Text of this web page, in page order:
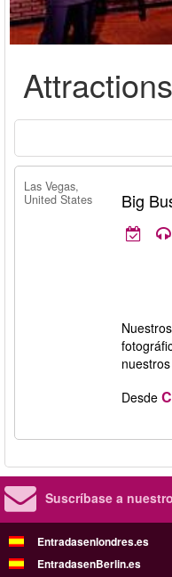
Las Vegas,
United States
Big
Desde
Suscríbase a
Entradasenlondres.es
EntradasenBerlin.es